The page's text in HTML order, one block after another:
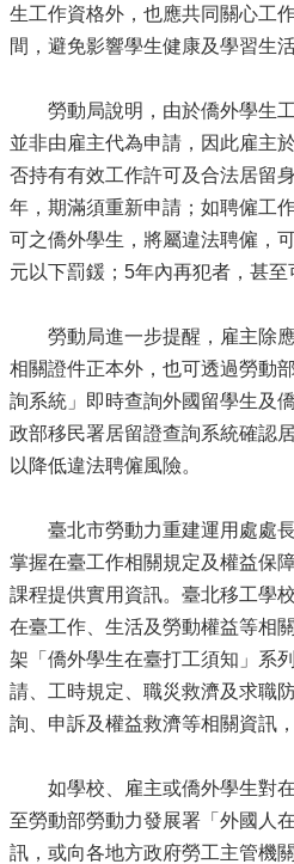
生工作資格外，也應共同關心工
間，避免影響學生健康及學習生活
勞動局說明，由於僑外學生工
並非由雇主代為申請，因此雇主
否持有有效工作許可及合法居留
年，期滿須重新申請；如聘僱工
可之僑外學生，將屬違法聘僱，
元以下罰鍰；5年內再犯者，甚至
勞動局進一步提醒，雇主除應
相關證件正本外，也可透過勞動
詢系統」即時查詢外國留學生及
政部移民署居留證查詢系統確認
以降低違法聘僱風險。
臺北市勞動力重建運用處處長
掌握在臺工作相關規定及權益保
課程提供實用資訊。臺北移工學
在臺工作、生活及勞動權益等相
架「僑外學生在臺打工須知」系
請、工時規定、職災救濟及求職
詢、申訴及權益救濟等相關資訊
如學校、雇主或僑外學生對在
至勞動部勞動力發展署「外國人
訊，或向各地方政府勞工主管機